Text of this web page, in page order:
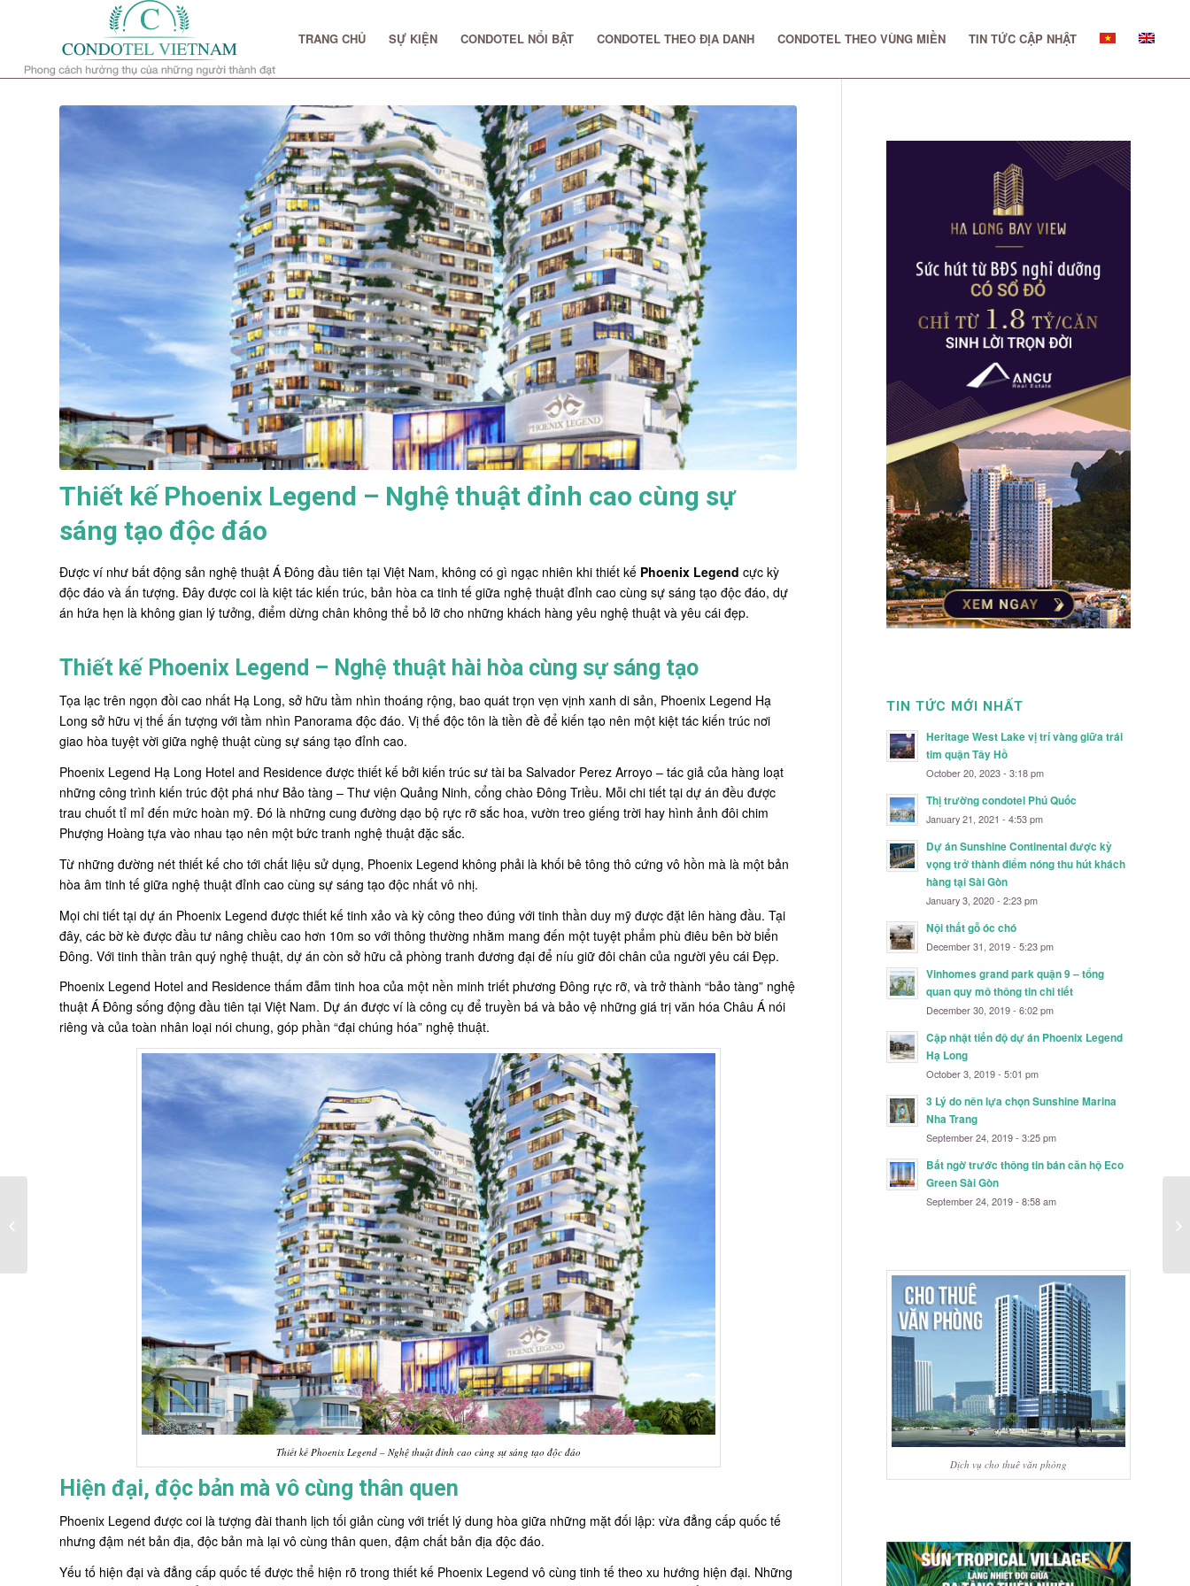
TRANG CHỦ SỰ KIỆN CONDOTEL NỔI BẬT CONDOTEL THEO ĐỊA DANH CONDOTEL THEO VÙNG MIỀN TIN TỨC CẬP NHẬT
Thiết kế Phoenix Legend – Nghệ thuật đỉnh cao cùng sự
sáng tạo độc đáo
Được ví như bất động sản nghệ thuật Á Đông đầu tiên tại Việt Nam, không có gì ngạc nhiên khi thiết kế Phoenix Legend cực kỳ
độc đáo và ấn tượng. Đây được coi là kiệt tác kiến trúc, bản hòa ca tinh tế giữa nghệ thuật đỉnh cao cùng sự sáng tạo độc đáo, dự
án hứa hẹn là không gian lý tưởng, điểm dừng chân không thể bỏ lỡ cho những khách hàng yêu nghệ thuật và yêu cái đẹp.
Thiết kế Phoenix Legend – Nghệ thuật hài hòa cùng sự sáng tạo
Tọa lạc trên ngọn đồi cao nhất Hạ Long, sở hữu tầm nhìn thoáng rộng, bao quát trọn vẹn vịnh xanh di sản, Phoenix Legend Hạ
Long sở hữu vị thế ấn tượng với tầm nhìn Panorama độc đáo. Vị thế độc tôn là tiền đề để kiến tạo nên một kiệt tác kiến trúc nơi
giao hòa tuyệt vời giữa nghệ thuật cùng sự sáng tạo đỉnh cao.
Phoenix Legend Hạ Long Hotel and Residence được thiết kế bởi kiến trúc sư tài ba Salvador Perez Arroyo – tác giả của hàng loạt
những công trình kiến trúc đột phá như Bảo tàng – Thư viện Quảng Ninh, cổng chào Đông Triều. Mỗi chi tiết tại dự án đều được
trau chuốt tỉ mỉ đến mức hoàn mỹ. Đó là những cung đường dạo bộ rực rỡ sắc hoa, vườn treo giếng trời hay hình ảnh đôi chim
Phượng Hoàng tựa vào nhau tạo nên một bức tranh nghệ thuật đặc sắc.
Từ những đường nét thiết kế cho tới chất liệu sử dụng, Phoenix Legend không phải là khối bê tông thô cứng vô hồn mà là một bản
hòa âm tinh tế giữa nghệ thuật đỉnh cao cùng sự sáng tạo độc nhất vô nhị.
Mọi chi tiết tại dự án Phoenix Legend được thiết kế tinh xảo và kỳ công theo đúng với tinh thần duy mỹ được đặt lên hàng đầu. Tại
đây, các bờ kè được đầu tư nâng chiều cao hơn 10m so với thông thường nhằm mang đến một tuyệt phẩm phù điêu bên bờ biển
Đông. Với tinh thần trân quý nghệ thuật, dự án còn sở hữu cả phòng tranh đương đại để níu giữ đôi chân của người yêu cái Đẹp.
Phoenix Legend Hotel and Residence thấm đẫm tinh hoa của một nền minh triết phương Đông rực rỡ, và trở thành “bảo tàng” nghệ
thuật Á Đông sống động đầu tiên tại Việt Nam. Dự án được ví là công cụ để truyền bá và bảo vệ những giá trị văn hóa Châu Á nói
riêng và của toàn nhân loại nói chung, góp phần “đại chúng hóa” nghệ thuật.
Thiết kế Phoenix Legend – Nghệ thuật đỉnh cao cùng sự sáng tạo độc đáo
Hiện đại, độc bản mà vô cùng thân quen
Phoenix Legend được coi là tượng đài thanh lịch tối giản cùng với triết lý dung hòa giữa những mặt đối lập: vừa đẳng cấp quốc tế
nhưng đậm nét bản địa, độc bản mà lại vô cùng thân quen, đậm chất bản địa độc đáo.
Yếu tố hiện đại và đẳng cấp quốc tế được thể hiện rõ trong thiết kế Phoenix Legend vô cùng tinh tế theo xu hướng hiện đại. Những
TIN TỨC MỚI NHẤT
Heritage West Lake vị trí vàng giữa trái
tim quận Tây Hồ
October 20, 2023 - 3:18 pm
Thị trường condotel Phú Quốc
January 21, 2021 - 4:53 pm
Dự án Sunshine Continental được kỳ
vọng trở thành điểm nóng thu hút khách
hàng tại Sài Gòn
January 3, 2020 - 2:23 pm
Nội thất gỗ óc chó
December 31, 2019 - 5:23 pm
Vinhomes grand park quận 9 – tổng
quan quy mô thông tin chi tiết
December 30, 2019 - 6:02 pm
Cập nhật tiến độ dự án Phoenix Legend
Hạ Long
October 3, 2019 - 5:01 pm
3 Lý do nên lựa chọn Sunshine Marina
Nha Trang
September 24, 2019 - 3:25 pm
Bất ngờ trước thông tin bán căn hộ Eco
Green Sài Gòn
September 24, 2019 - 8:58 am
Dịch vụ cho thuê văn phòng
Bí quyết chọn và bài trí
ghế sofa đẹp bền dành